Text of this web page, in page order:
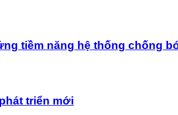
tiềm năng hệ thống chống
triển mới